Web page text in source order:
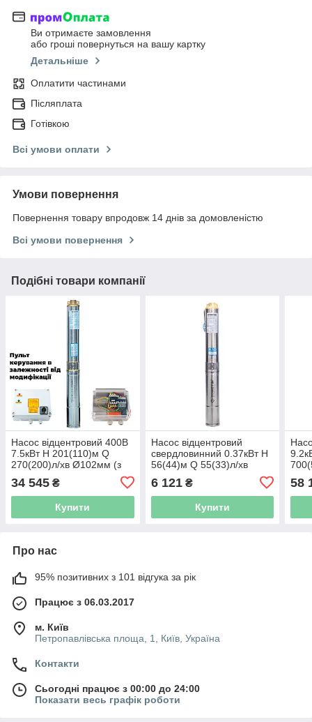
Ви отримаєте замовлення
або гроші повернуться на вашу картку
Детальніше
Оплатити частинами
Післяплата
Готівкою
Всі умови оплати
Умови повернення
Повернення товару впродовж 14 днів за домовленістю
Всі умови повернення
Подібні товари компанії
Насос відцентровий 400В
7.5кВт H 201(110)м Q
270(200)л/хв Ø102мм (з
(DONGYIN) 4SD12/32
(7771783)
34 545 ₴
Купити
Насос відцентровий
свердловинний 0.37кВт H
56(44)м Q 55(33)л/хв
(DONGYIN) 4SDm2/8
(777121)
6 121₴
Купити
(з
58
Про нас
95% позитивних з 101 відгука за рік
Працює з 06.03.2017
м. Київ
Петропавлівська площа, 1, Київ, Україна
Контакти
Сьогодні працює з 00:00 до 24:00
Показати весь графік роботи